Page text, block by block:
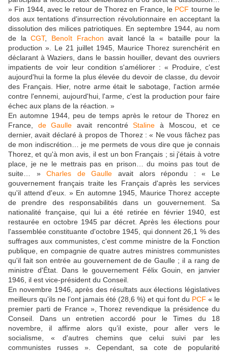
» Fin 1944, avec le retour de Thorez en France, le PCF tourne le
dos aux tentations d'insurrection révolutionnaire en acceptant la
dissolution des milices patriotiques. En septembre 1944, au nom
de laCGT, Benoît Frachon avait lancé la « bataille pour la
production ». Le 21 juillet 1945, Maurice Thorez surenchérit en
déclarant à Waziers, dans le bassin houiller, devant des ouvriers
impatients de voir leur condition s'améliorer : « Produire, c'est
aujourd'hui la forme la plus élevée du devoir de classe, du devoir
des Français. Hier, notre arme était le sabotage, l'action armée
contre l'ennemi, aujourd'hui, l'arme, c'est la production pour faire
échec aux plans de la réaction. »
En automne 1944, peu de temps après le retour de Thorez en
France, de Gaulle avait rencontréStaline à Moscou, et ce
dernier, avait déclaré à propos de Thorez : « Ne vous fâchez pas
de mon indiscrétion… je me permets de vous dire que je connais
Thorez, et qu'à mon avis, il est un bon Français ; si j'étais à votre
place, je ne le mettrais pas en prison… du moins pas tout de
suite… »Charles de Gaulle avait alors répondu : « Le
gouvernement français traite les Français d'après les services
qu'il attend d'eux. » En automne 1945, Maurice Thorez accepte
de prendre des responsabilités dans un gouvernement. Sa
nationalité française, qui lui a été retirée en février 1940, est
restaurée en octobre 1945 par décret. Après les élections pour
l'assemblée constituante d'octobre 1945, qui donnent 26,1 % des
suffrages aux communistes, c'est comme ministre de la Fonction
publique, en compagnie de quatre autres ministres communistes
qu'il fait son entrée au gouvernement de de Gaulle ; il a rang de
ministre d'État. Dans le gouvernement Félix Gouin, en janvier
1946, il est vice-président du Conseil.
En novembre 1946, après des résultats aux élections législatives
meilleurs qu'ils ne l’ont jamais été (28,6 %) et qui font du PCF « le
premier parti de France », Thorez revendique la présidence du
Conseil. Dans un entretien accordé pour le Times du 18
novembre, il affirme alors qu’il existe, pour aller vers le
socialisme, « d'autres chemins que celui suivi par les
communistes russes ». Cependant, sa cote de popularité